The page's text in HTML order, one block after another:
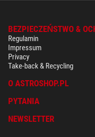
BEZPIECZEŃSTWO &
Regulamin
Impressum
Privacy
Take-back & Recycling
O ASTROSHOP.PL
PYTANIA
NEWSLETTER